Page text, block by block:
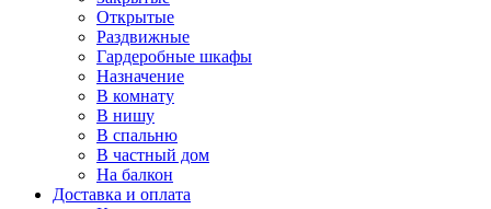
Открытые
Раздвижные
Гардеробные шкафы
Назначение
В комнату
В нишу
В спальню
В частный дом
На балкон
Доставка и оплата